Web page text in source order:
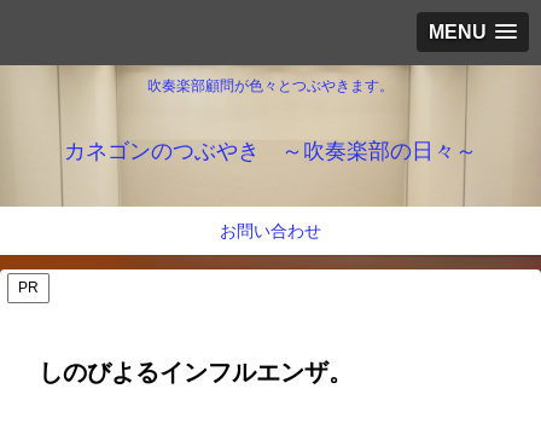
MENU
吹奏楽部顧問が色々とつぶやきます。
カネゴンのつぶやき ～吹奏楽部の日々～
お問い合わせ
PR
しのびよるインフルエンザ。